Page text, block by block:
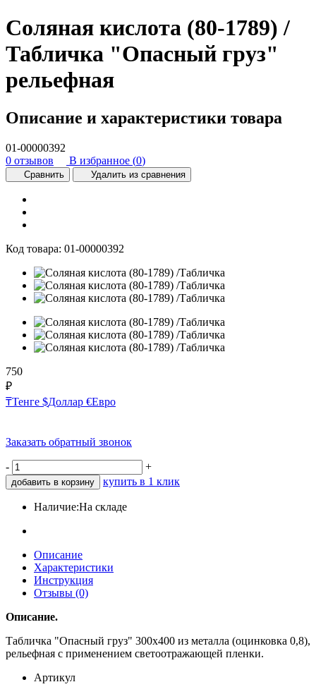
Соляная кислота (80-1789) /
Табличка "Опасный груз"
рельефная
Описание и характеристики товара
01-00000392
0 отзывов
В избранное (0)
Сравнить Удалить из сравнения
Код товара: 01-00000392
750
₽
₸Тенге $Доллар €Евро
Заказать обратный звонок
- +
добавить в корзину купить в 1 клик
Наличие:На складе
Описание
Характеристики
Инструкция
Отзывы (0)
Описание.
Табличка "Опасный груз" 300х400 из металла (оцинковка 0,8),
рельефная с применением светоотражающей пленки.
Артикул